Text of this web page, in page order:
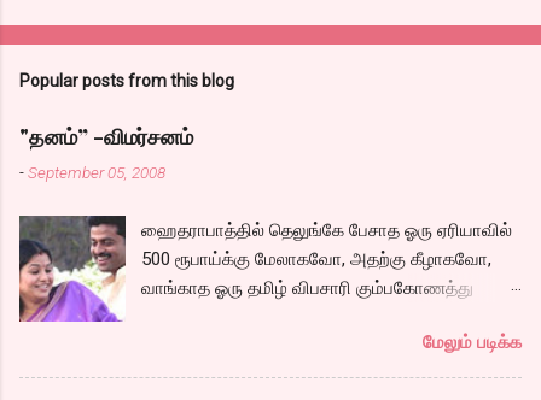
Popular posts from this blog
"தனம்” -விமர்சனம்
-September 05, 2008
ஹைதராபாத்தில் தெலுங்கே பேசாத ஓரு ஏரியாவில்
500 ரூபாய்க்கு மேலாகவோ, அதற்கு கீழாகவோ,
வாங்காத ஓரு தமிழ் விபசாரி கும்பகோணத்து
வாழ்கைபடுகிறாள். அவளுடய வாழ்கை எப்படி
அமைந்தது? என்ற ஓரு நல்ல லைனை , சங்கீதா
மேலும் படிக்க